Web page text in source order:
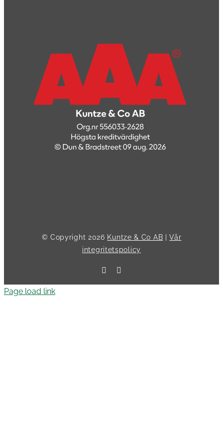
© Copyright 2026 Kuntze & Co AB |Vår
integritetspolicy
Facebook
Page load link